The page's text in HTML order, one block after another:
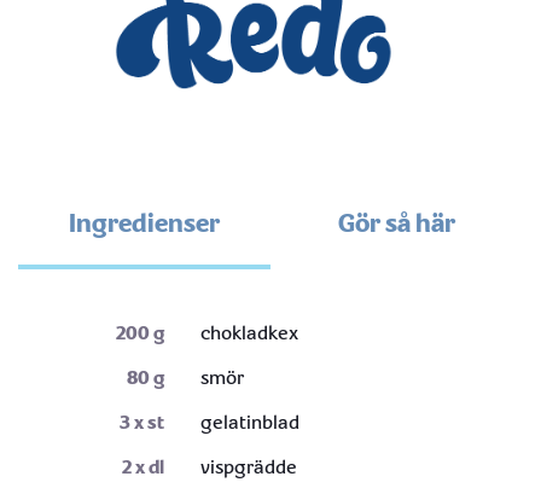
Ingredienser Gör så här
200g
chokladkex
80g
smör
3x st
gelatinblad
2x dl
vispgrädde